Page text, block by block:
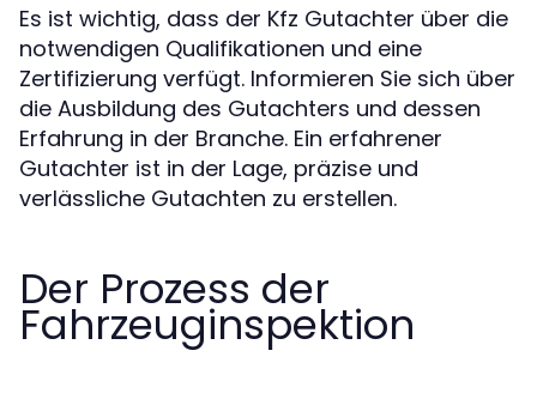
Es ist wichtig, dass der Kfz Gutachter über die
notwendigen Qualifikationen und eine
Zertifizierung verfügt. Informieren Sie sich über
die Ausbildung des Gutachters und dessen
Erfahrung in der Branche. Ein erfahrener
Gutachter ist in der Lage, präzise und
verlässliche Gutachten zu erstellen.
Der Prozess der
Fahrzeuginspektion